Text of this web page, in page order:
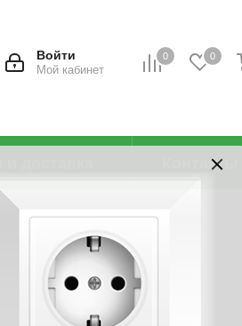
0 0
Войти
Мой кабинет
Контакты